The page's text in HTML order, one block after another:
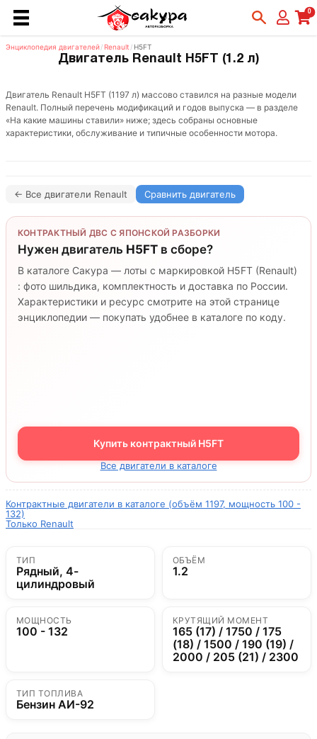
0
Энциклопедия двигателей/ Renault / H5FT
Двигатель Renault H5FT (1.2 л)
Двигатель Renault H5FT (1197 л) массово ставился на разные модели
Renault. Полный перечень модификаций и годов выпуска — в разделе
«На какие машины ставили» ниже; здесь собраны основные
характеристики, обслуживание и типичные особенности мотора.
← Все двигатели Renault Сравнить двигатель
КОНТРАКТНЫЙ ДВС С ЯПОНСКОЙ РАЗБОРКИ
Нужен двигатель H5FT в сборе?
В каталоге Сакура — лоты с маркировкой H5FT (Renault)
: фото шильдика, комплектность и доставка по России.
Характеристики и ресурс смотрите на этой странице
энциклопедии — покупать удобнее в каталоге по коду.
Купить контрактный H5FT
Все двигатели в каталоге
Контрактные двигатели в каталоге (объём 1197, мощность 100 -
132)
Только Renault
ТИП
Рядный, 4-
цилиндровый
ОБЪЁМ
1.2
МОЩНОСТЬ
100 - 132
КРУТЯЩИЙ МОМЕНТ
165 (17) / 1750 / 175
(18) / 1500 / 190 (19) /
2000 / 205 (21) / 2300
ТИП ТОПЛИВА
Бензин АИ-92